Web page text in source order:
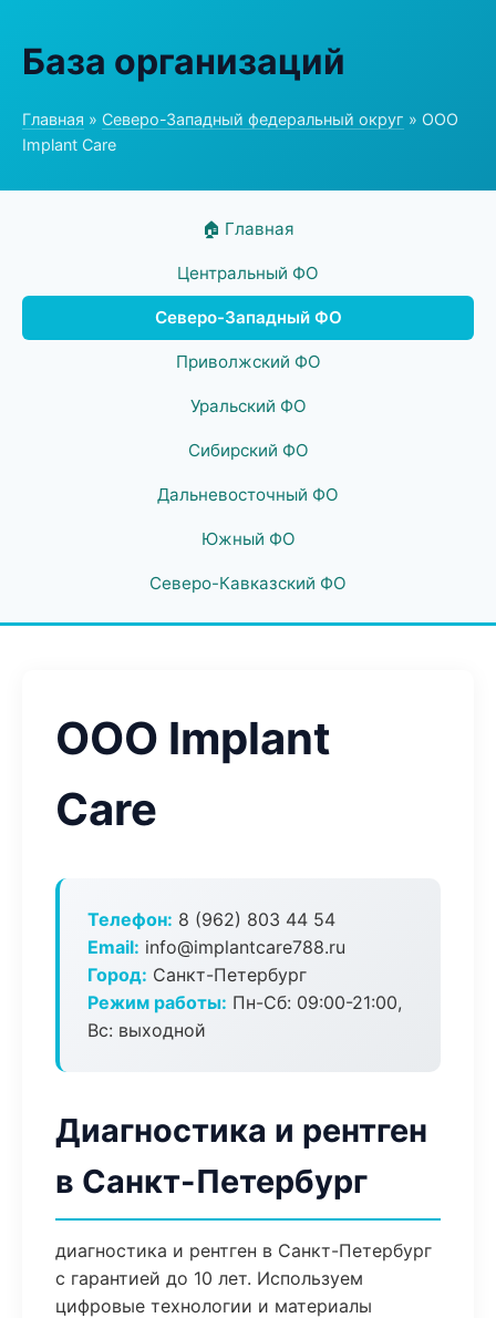
База организаций
Главная » Северо-Западный федеральный округ » ООО
Implant Care
🏠 Главная
Центральный ФО
Северо-Западный ФО
Приволжский ФО
Уральский ФО
Сибирский ФО
Дальневосточный ФО
Южный ФО
Северо-Кавказский ФО
ООО Implant
Care
Телефон: 8 (962) 803 44 54
Email: info@implantcare788.ru
Город: Санкт-Петербург
Режим работы: Пн-Сб: 09:00-21:00,
Вс: выходной
Диагностика и рентген
в Санкт-Петербург
диагностика и рентген в Санкт-Петербург
с гарантией до 10 лет. Используем
цифровые технологии и материалы